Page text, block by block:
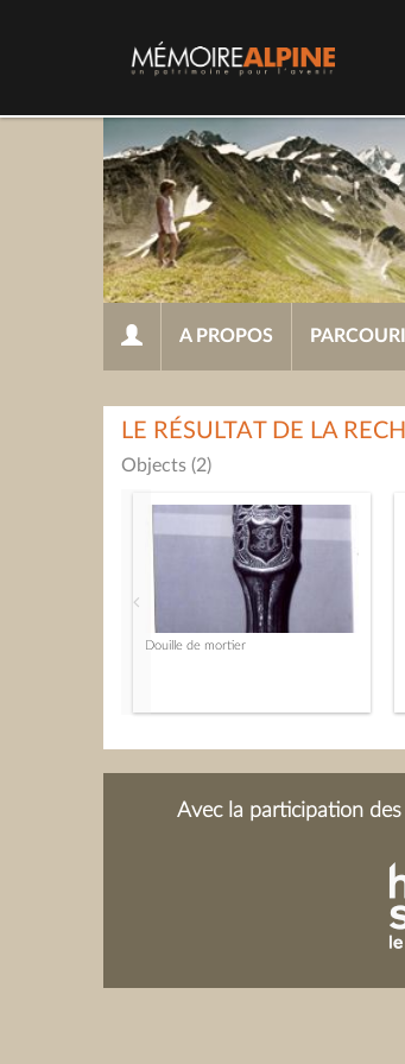
A PROPOS
LE RÉSULTAT DE LA
Objects (2)
Douille de mortier
Avec la participation